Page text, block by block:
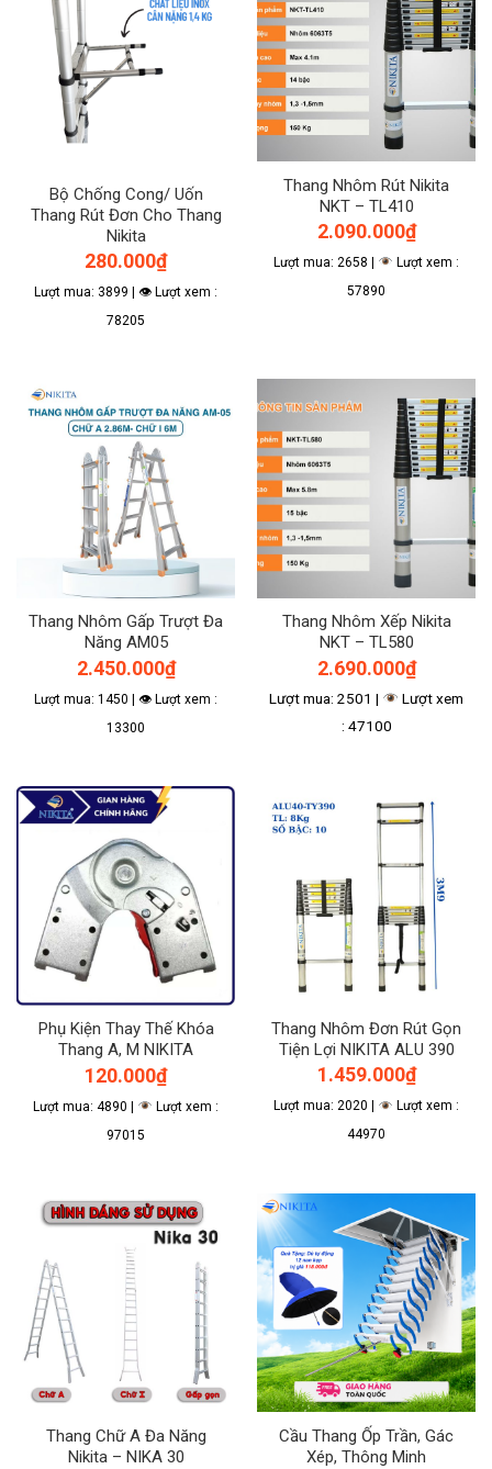
Bộ Chống Cong/ Uốn
Thang Rút Đơn Cho Thang
Nikita
280.000₫
Lượt mua: 3899 | 👁 Lượt xem :
78205
Thang Nhôm Rút Nikita
NKT – TL410
2.090.000₫
Lượt mua: 2658 |
Lượt xem :
57890
Thang Nhôm Gấp Trượt Đa
Năng AM05
2.450.000₫
Lượt mua: 1450 | 👁 Lượt xem :
13300
Thang Nhôm Xếp Nikita
NKT – TL580
2.690.000₫
Lượt mua: 2501 |
Lượt xem
: 47100
Phụ Kiện Thay Thế Khóa
Thang A, M NIKITA
120.000₫
Lượt mua: 4890 |
Lượt xem :
97015
Thang Nhôm Đơn Rút Gọn
Tiện Lợi NIKITA ALU 390
1.459.000₫
Lượt mua: 2020 |
Lượt xem :
44970
Thang Chữ A Đa Năng
Nikita – NIKA 30
Cầu Thang Ốp Trần, Gác
Xép, Thông Minh